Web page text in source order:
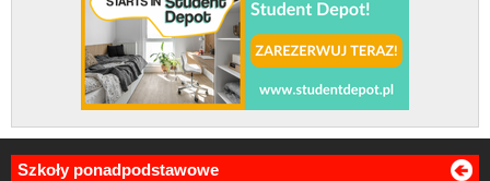
Szkoły ponadpodstawowe